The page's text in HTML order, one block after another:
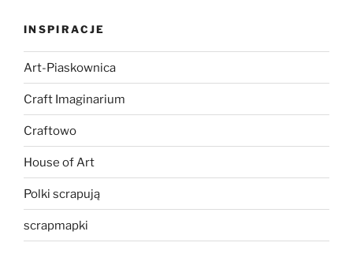
INSPIRACJE
Art-Piaskownica
Craft Imaginarium
Craftowo
House of Art
Polki scrapują
scrapmapki